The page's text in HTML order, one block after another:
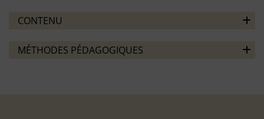
CONTENU
MÉTHODES PÉDAGOGIQUES